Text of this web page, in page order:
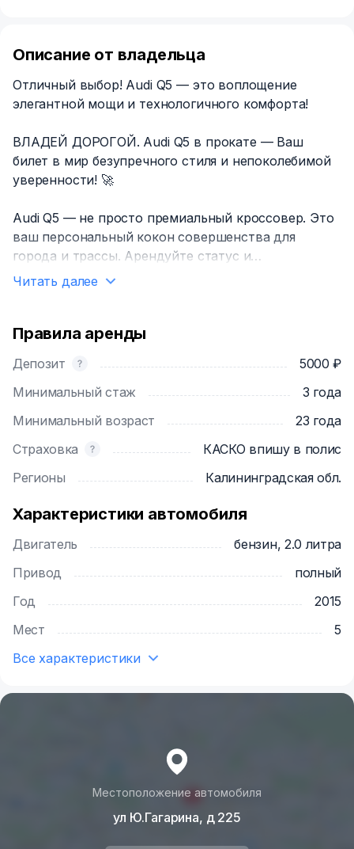
Описание от владельца
Отличный выбор! Audi Q5 — это воплощение
элегантной мощи и технологичного комфорта!
ВЛАДЕЙ ДОРОГОЙ. Audi Q5 в прокате — Ваш
билет в мир безупречного стиля и непоколебимой
уверенности! 🚀
Audi Q5 — не просто премиальный кроссовер. Это
ваш персональный кокон совершенства для
города и трассы. Арендуйте статус и
непревзойденное удовольствие от вождения уже
Audi Q5 — это не аренда. Это — ваш апгрейд на
флаконе.
Читать далее
Правила аренды
Депозит
5000 ₽
Минимальный стаж
3 года
Минимальный возраст
23 года
Страховка
КАСКО впишу в полис
Регионы
Калининградская обл.
Характеристики автомобиля
Двигатель
бензин, 2.0 литра
Привод
полный
Год
2015
Мест
5
Все характеристики
Местоположение автомобиля
ул Ю.Гагарина, д 225